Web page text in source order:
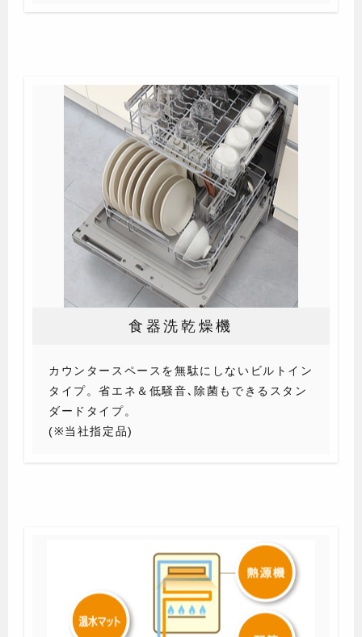
食器洗乾燥機
カウンタースペースを無駄にしないビルトイン
タイプ。省エネ＆低騒音､除菌もできるスタン
ダードタイプ。
(※当社指定品)